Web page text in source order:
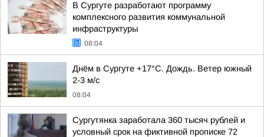
В Сургуте разработают программу
комплексного развития коммунальной
инфраструктуры
08:04
Днём в Сургуте +17°С. Дождь. Ветер южный
2-3 м/с
08:04
Сургутянка заработала 360 тысяч рублей и
условный срок на фиктивной прописке 72